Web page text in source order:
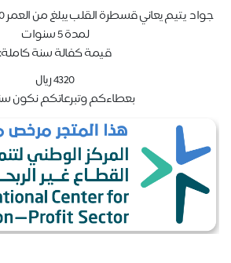
لمدة 5 سنوات
قيمة كفالة سنة كاملة:
4320 ريال
بعطاءكم وتبرعاتكم نكون